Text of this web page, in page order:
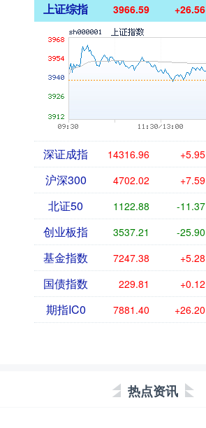
上证综指 3966.59 +26.56
深证成指 14316.96 +5.95
沪深300 4702.02 +7.59
北证50 1122.88 -11.37
创业板指 3537.21 -25.90
基金指数 7247.38 +5.28
国债指数 229.81 +0.12
期指IC0 7881.40 +26.20
热点资讯